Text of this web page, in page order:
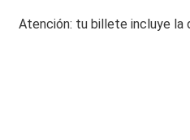
Atención: tu billete incluye la